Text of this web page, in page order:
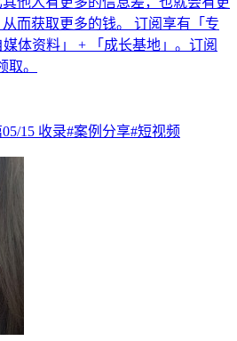
而获取更多的钱。 订阅享有「专
体资料」 + 「成长基地」。订阅
取。
05/15 收录#案例分享#短视频